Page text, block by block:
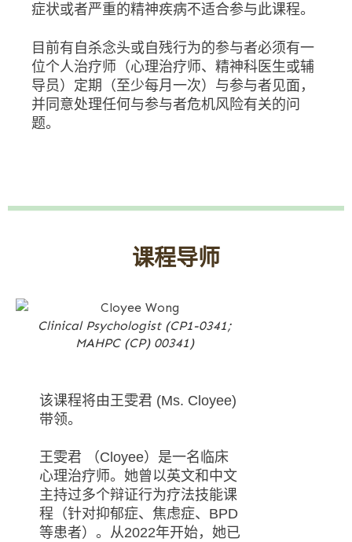
症状或者严重的精神疾病不适合参与此课程。
目前有自杀念头或自残行为的参与者必须有一
位个人治疗师（心理治疗师、精神科医生或辅
导员）定期（至少每月一次）与参与者见面，
并同意处理任何与参与者危机风险有关的问
题。
课程导师
Clinical Psychologist (CP1-0341;
MAHPC (CP) 00341)
该课程将由王雯君 (Ms. Cloyee)
带领。
王雯君 （Cloyee）是一名临床
心理治疗师。她曾以英文和中文
主持过多个辩证行为疗法技能课
程（针对抑郁症、焦虑症、BPD
等患者）。从2022年开始，她已